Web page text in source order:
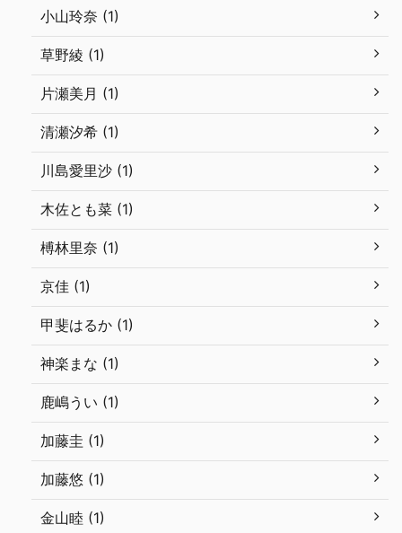
小山玲奈 (1)
草野綾 (1)
片瀬美月 (1)
清瀬汐希 (1)
川島愛里沙 (1)
木佐とも菜 (1)
榑林里奈 (1)
京佳 (1)
甲斐はるか (1)
神楽まな (1)
鹿嶋うい (1)
加藤圭 (1)
加藤悠 (1)
金山睦 (1)